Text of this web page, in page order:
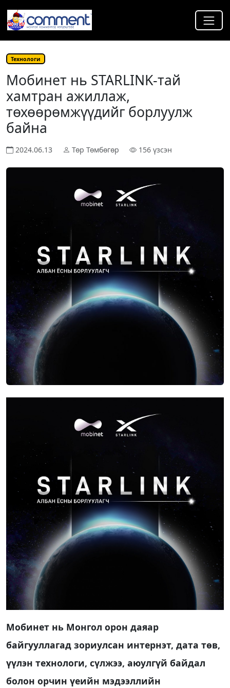
Технологи
Мобинет нь STARLINK-тай
хамтран ажиллаж,
төхөөрөмжүүдийг борлуулж
байна
2024.06.13 Төр Төмбөгөр 156 үзсэн
Мобинет нь Монгол орон даяар
байгууллагад зориулсан интернэт, дата төв,
үүлэн технологи, сүлжээ, аюулгүй байдал
болон орчин үеийн мэдээллийн